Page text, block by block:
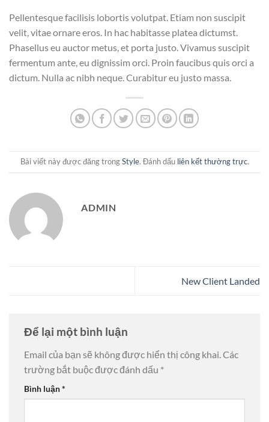
Pellentesque facilisis lobortis volutpat. Etiam non suscipit
velit, vitae ornare eros. In hac habitasse platea dictumst.
Phasellus eu auctor metus, et porta justo. Vivamus suscipit
fermentum ante, eu dignissim orci. Proin faucibus quis orci a
dictum. Nulla ac nibh neque. Curabitur eu justo massa.
Bài viết này được đăng trongStyle. Đánh dấu liên kết thường trực.
ADMIN
New Client Landed
Để lại một bình luận
Email của bạn sẽ không được hiển thị công khai. Các
trường bắt buộc được đánh dấu *
Bình luận*